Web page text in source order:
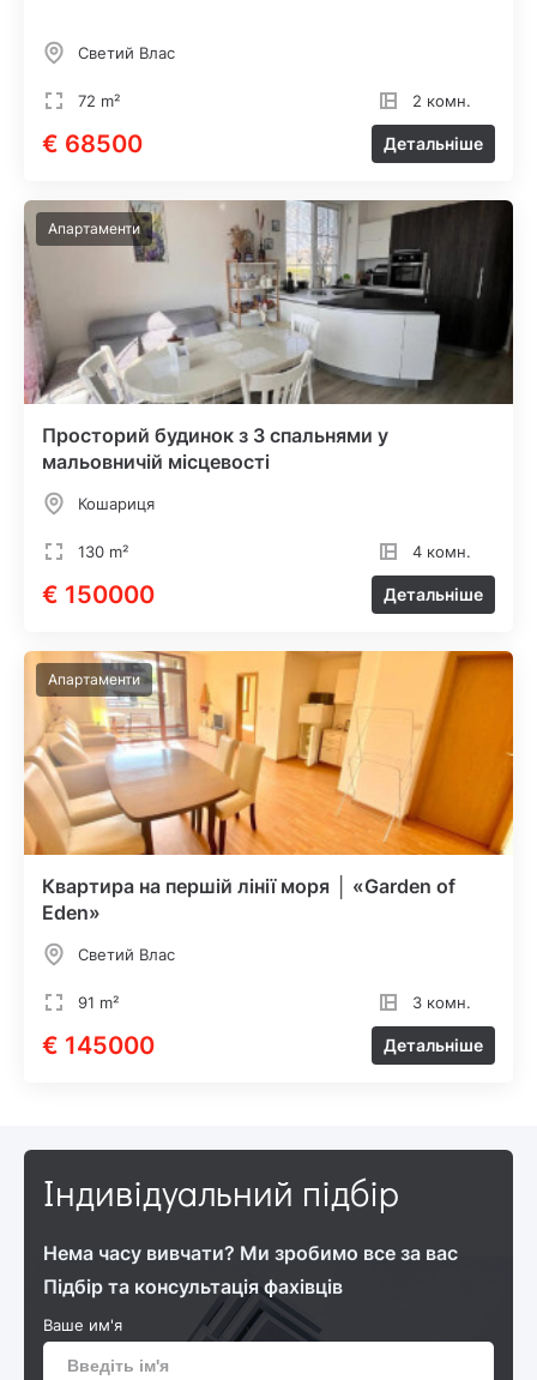
Светий Влас
72 m² 2 комн.
€ 68500 Детальніше
Апартаменти
Просторий будинок з 3 спальнями у
мальовничій місцевості
Кошариця
130 m² 4 комн.
€ 150000 Детальніше
Апартаменти
Квартира на першій лінії моря │ «Garden of
Eden»
Светий Влас
91 m² 3 комн.
€ 145000 Детальніше
Індивідуальний підбір
Нема часу вивчати? Ми зробимо все за вас
Підбір та консультація фахівців
Ваше им'я